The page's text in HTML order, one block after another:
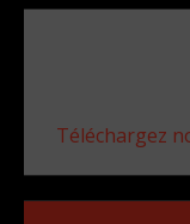
Téléchargez